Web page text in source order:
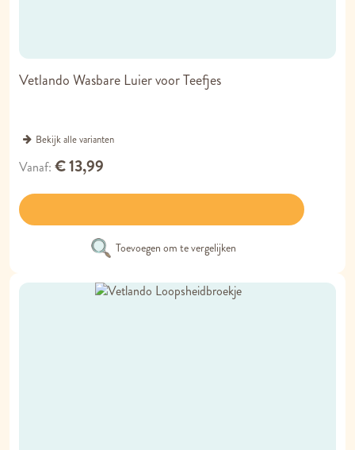
Vetlando Wasbare Luier voor Teefjes
Bekijk alle varianten
Vanaf € 13,99
Toevoegen om te vergelijken